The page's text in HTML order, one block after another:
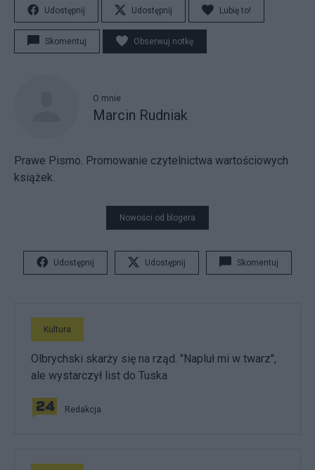
Udostępnij Udostępnij Lubię to!
Skomentuj Obserwuj notkę
O mnie
Marcin Rudniak
Prawe Pismo. Promowanie czytelnictwa wartościowych
książek.
Nowości od blogera
Udostępnij Udostępnij Skomentuj
Kultura
Olbrychski skarży się na rząd. "Napluł mi w twarz",
ale wystarczył list do Tuska
Redakcja